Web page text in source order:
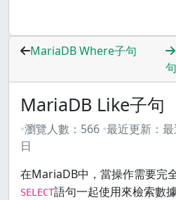
MariaDB Where子句
句
MariaDB Like子句
瀏覽人數： 566 最近更新： 最
日
在MariaDB中，當操作需要完
SELECT語句一起使用來檢索數